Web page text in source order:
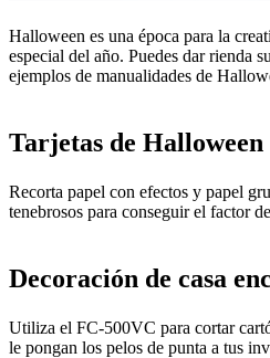
Halloween es una época para la
especial del año. Puedes dar rienda
ejemplos de manualidades de
Tarjetas de Halloween
Recorta papel con efectos y papel
tenebrosos para conseguir el factor
Decoración de casa
Utiliza el FC-500VC para cortar
le pongan los pelos de punta a tus